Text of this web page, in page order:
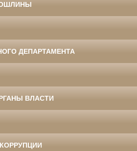
ДЕПАРТАМЕНТА
ВЛАСТИ